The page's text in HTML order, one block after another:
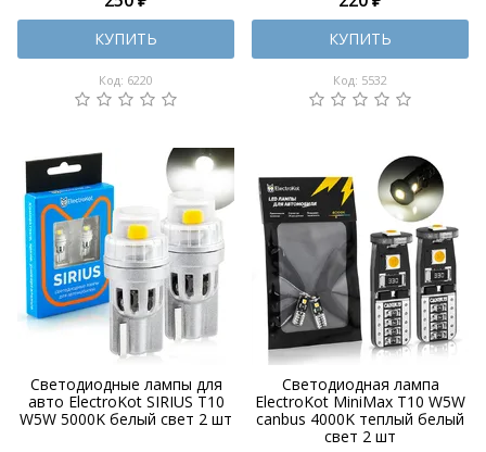
КУПИТЬ
Код: 6220
КУПИТЬ
Код: 5532
Светодиодные лампы для
авто ElectroKot SIRIUS T10
W5W 5000K белый свет 2 шт
Светодиодная лампа
ElectroKot MiniMax T10 W5W
canbus 4000K теплый белый
свет 2 шт